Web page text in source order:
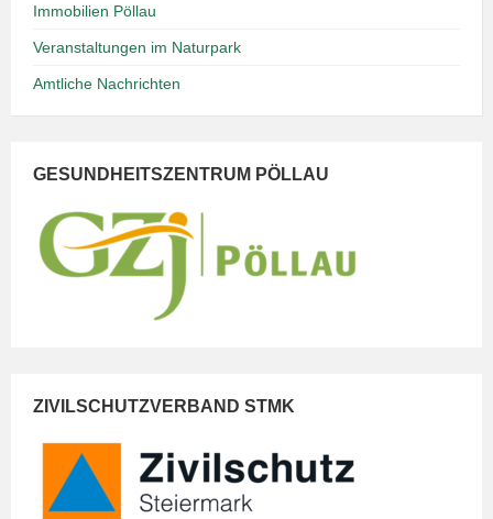
Immobilien Pöllau
Veranstaltungen im Naturpark
Amtliche Nachrichten
GESUNDHEITSZENTRUM PÖLLAU
ZIVILSCHUTZVERBAND STMK